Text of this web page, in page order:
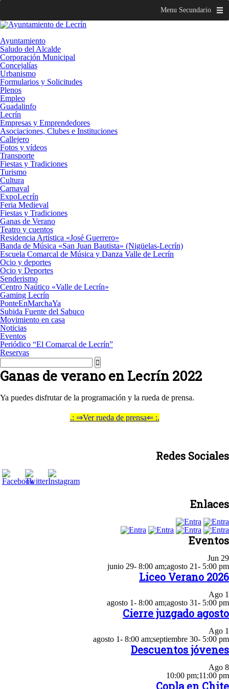
Menu Secundario
Ayuntamiento
Saludo del Alcalde
Corporación Municipal
Concejalías
Urbanismo
Formularios y Solicitudes
Plenos
Empleo
Guadalinfo
Lecrín
Empresas y Emprendedores
Asociaciones, Clubes e Instituciones
Callejero
Fotos y vídeos
Transporte
Fiestas y Tradiciones
Turismo
Cultura
Carnaval
ExpoLecrín
Feria Medieval
Fiestas y Tradiciones
Ganas de Verano
Teatro y cuentos
Residencia Artística «José Guerrero»
Banda de Música «San Juan Bautista» (Nigüelas-Lecrín)
Escuela Comarcal de Música y Danza Valle de Lecrín
Ocio y deportes
Ocio y Deportes
Senderismo
Centro Naútico «Valle de Lecrín»
Gaming Lecrín
PonteEnMarchaYa
Subida Fuente del Sabuco
Movimiento en casa
Noticias
Eventos
Periódico “El Comarcal de Lecrín”
Reservas
Ganas de verano en Lecrín 2022
Ya puedes disfrutar de la programación y la rueda de prensa.
.: ⇒Ver rueda de prensa⇐ :.
Redes Sociales
Enlaces
Eventos
Jun 29
junio 29- 8:00 am;agosto 21- 5:00 pm
Liceo Verano 2026
Ago 1
agosto 1- 8:00 am;agosto 31- 5:00 pm
Cierre juzgado agosto
Ago 1
agosto 1- 8:00 am;septiembre 30- 5:00 pm
Descuentos jóvenes
Ago 8
10:00 pm;11:00 pm
Copla en Chite